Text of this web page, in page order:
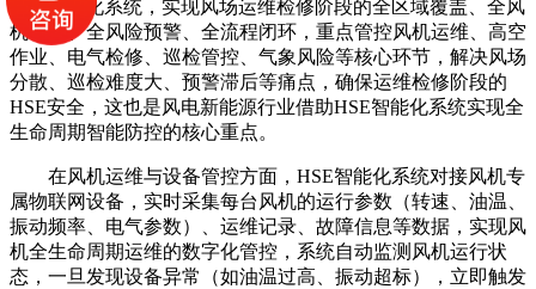
HSE智能化系统，实现风场运维检修阶段的全区域覆盖、全风
机管控、全风险预警、全流程闭环，重点管控风机运维、高空
作业、电气检修、巡检管控、气象风险等核心环节，解决风场
分散、巡检难度大、预警滞后等痛点，确保运维检修阶段的
HSE安全，这也是风电新能源行业借助HSE智能化系统实现全
生命周期智能防控的核心重点。
在风机运维与设备管控方面，HSE智能化系统对接风机专
属物联网设备，实时采集每台风机的运行参数（转速、油温、
振动频率、电气参数）、运维记录、故障信息等数据，实现风
机全生命周期运维的数字化管控，系统自动监测风机运行状
态，一旦发现设备异常（如油温过高、振动超标），立即触发